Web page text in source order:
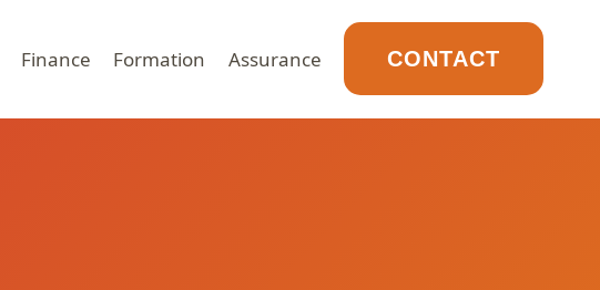
Finance Formation Assurance CONTACT